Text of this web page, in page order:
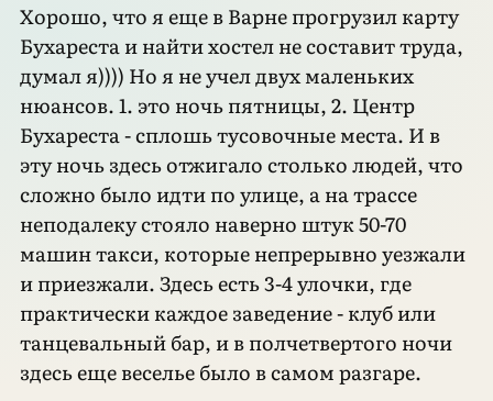
Хорошо, что я еще в Варне прогрузил карту
Бухареста и найти хостел не составит труда,
думал я)))) Но я не учел двух маленьких
нюансов. 1. это ночь пятницы, 2. Центр
Бухареста - сплошь тусовочные места. И в
эту ночь здесь отжигало столько людей, что
сложно было идти по улице, а на трассе
неподалеку стояло наверно штук 50-70
машин такси, которые непрерывно уезжали
и приезжали. Здесь есть 3-4 улочки, где
практически каждое заведение - клуб или
танцевальный бар, и в полчетвертого ночи
здесь еще веселье было в самом разгаре.